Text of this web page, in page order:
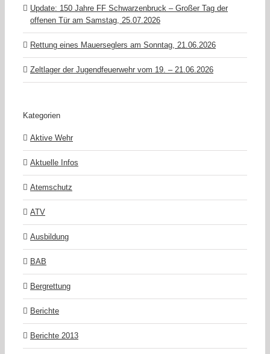
Update: 150 Jahre FF Schwarzenbruck – Großer Tag der
offenen Tür am Samstag, 25.07.2026
Rettung eines Mauerseglers am Sonntag, 21.06.2026
Zeltlager der Jugendfeuerwehr vom 19. – 21.06.2026
Kategorien
Aktive Wehr
Aktuelle Infos
Atemschutz
ATV
Ausbildung
BAB
Bergrettung
Berichte
Berichte 2013